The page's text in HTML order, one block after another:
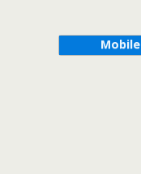
Mobile